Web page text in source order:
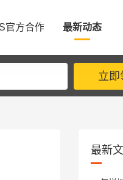
官方合作 最新动态
立即
最新